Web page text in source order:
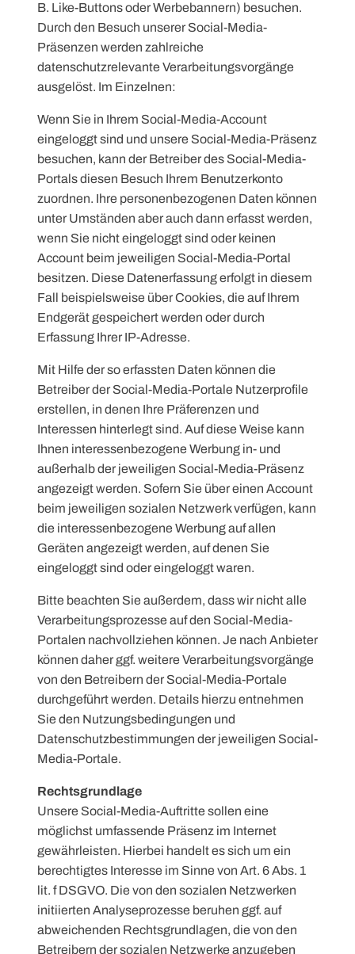
B. Like-Buttons oder Werbebannern) besuchen.
Durch den Besuch unserer Social-Media-
Präsenzen werden zahlreiche
datenschutzrelevante Verarbeitungsvorgänge
ausgelöst. Im Einzelnen:
Wenn Sie in Ihrem Social-Media-Account
eingeloggt sind und unsere Social-Media-Präsenz
besuchen, kann der Betreiber des Social-Media-
Portals diesen Besuch Ihrem Benutzerkonto
zuordnen. Ihre personenbezogenen Daten können
unter Umständen aber auch dann erfasst werden,
wenn Sie nicht eingeloggt sind oder keinen
Account beim jeweiligen Social-Media-Portal
besitzen. Diese Datenerfassung erfolgt in diesem
Fall beispielsweise über Cookies, die auf Ihrem
Endgerät gespeichert werden oder durch
Erfassung Ihrer IP-Adresse.
Mit Hilfe der so erfassten Daten können die
Betreiber der Social-Media-Portale Nutzerprofile
erstellen, in denen Ihre Präferenzen und
Interessen hinterlegt sind. Auf diese Weise kann
Ihnen interessenbezogene Werbung in- und
außerhalb der jeweiligen Social-Media-Präsenz
angezeigt werden. Sofern Sie über einen Account
beim jeweiligen sozialen Netzwerk verfügen, kann
die interessenbezogene Werbung auf allen
Geräten angezeigt werden, auf denen Sie
eingeloggt sind oder eingeloggt waren.
Bitte beachten Sie außerdem, dass wir nicht alle
Verarbeitungsprozesse auf den Social-Media-
Portalen nachvollziehen können. Je nach Anbieter
können daher ggf. weitere Verarbeitungsvorgänge
von den Betreibern der Social-Media-Portale
durchgeführt werden. Details hierzu entnehmen
Sie den Nutzungsbedingungen und
Datenschutzbestimmungen der jeweiligen Social-
Media-Portale.
Rechtsgrundlage
Unsere Social-Media-Auftritte sollen eine
möglichst umfassende Präsenz im Internet
gewährleisten. Hierbei handelt es sich um ein
berechtigtes Interesse im Sinne von Art. 6 Abs. 1
lit. f DSGVO. Die von den sozialen Netzwerken
initiierten Analyseprozesse beruhen ggf. auf
abweichenden Rechtsgrundlagen, die von den
Betreibern der sozialen Netzwerke anzugeben